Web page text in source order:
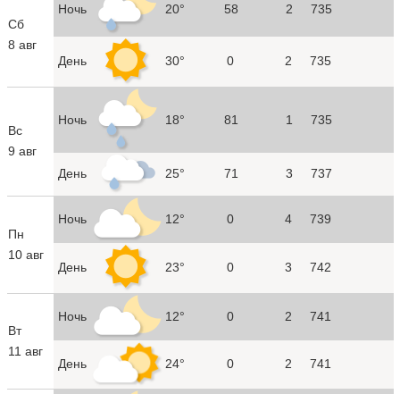
Сб
8 авг
Ночь 20° 58 2 735
День 30° 0 2 735
Вс
9 авг
Ночь 18° 81 1 735
День 25° 71 3 737
Пн
10 авг
Ночь 12° 0 4 739
День 23° 0 3 742
Вт
11 авг
Ночь 12° 0 2 741
День 24° 0 2 741